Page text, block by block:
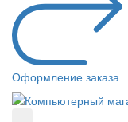
Оформление заказа